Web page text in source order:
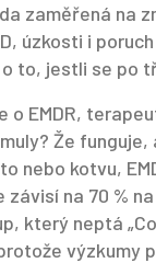
zaměřená na
úzkosti i
to, jestli se po
o EMDR,
? Že
nebo kotvu,
na 70 %
který neptá
výzkumy